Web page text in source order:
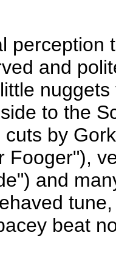
perception
and
to the
by
Fooger"),
and
beat